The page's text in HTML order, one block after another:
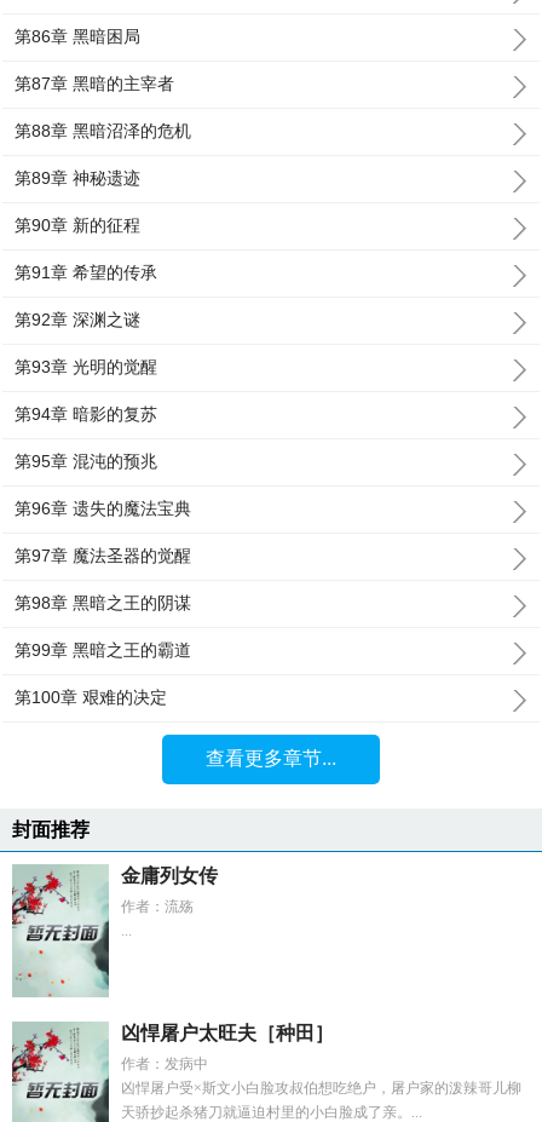
第86章 黑暗困局
第87章 黑暗的主宰者
第88章 黑暗沼泽的危机
第89章 神秘遗迹
第90章 新的征程
第91章 希望的传承
第92章 深渊之谜
第93章 光明的觉醒
第94章 暗影的复苏
第95章 混沌的预兆
第96章 遗失的魔法宝典
第97章 魔法圣器的觉醒
第98章 黑暗之王的阴谋
第99章 黑暗之王的霸道
第100章 艰难的决定
查看更多章节...
封面推荐
金庸列女传
作者：流殇
...
凶悍屠户太旺夫［种田］
作者：发病中
凶悍屠户受×斯文小白脸攻叔伯想吃绝户，屠户家的泼辣哥儿柳
天骄抄起杀猪刀就逼迫村里的小白脸成了亲。...